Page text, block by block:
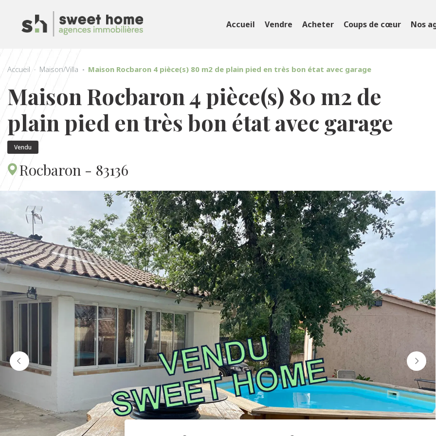
Accueil Vendre Acheter Coups de cœur Nos
Accueil Maison/Villa Maison Rocbaron 4 pièce(s) 80 m2 de plain pied en très bon état avec garage
Maison Rocbaron 4 pièce(s) 80 m2 de
plain pied en très bon état avec garage
Vendu
Rocbaron - 83136